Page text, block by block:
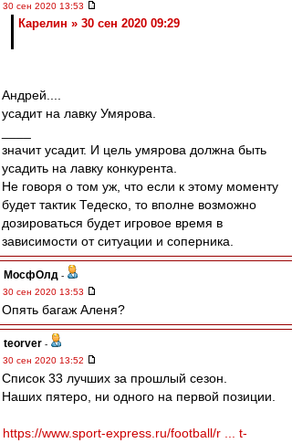
30 сен 2020 13:53
Карелин » 30 сен 2020 09:29
Андрей....
усадит на лавку Умярова.
значит усадит. И цель умярова должна быть
усадить на лавку конкурента.
Не говоря о том уж, что если к этому моменту
будет тактик Тедеско, то вполне возможно
дозироваться будет игровое время в
зависимости от ситуации и соперника.
МосфОлд -
30 сен 2020 13:53
Опять багаж Аленя?
teorver -
30 сен 2020 13:52
Список 33 лучших за прошлый сезон.
Наших пятеро, ни одного на первой позиции.
https://www.sport-express.ru/football/r ... t-